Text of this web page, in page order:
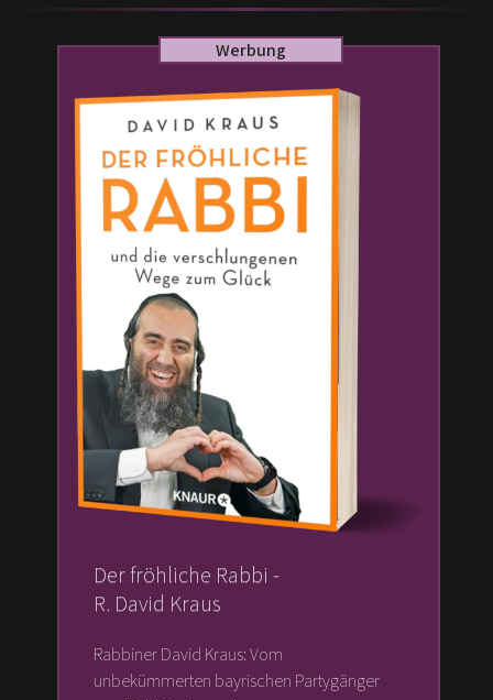
Werbung
Der fröhliche Rabbi -
R. David Kraus
Rabbiner David Kraus: Vom
unbekümmerten bayrischen Partygänger